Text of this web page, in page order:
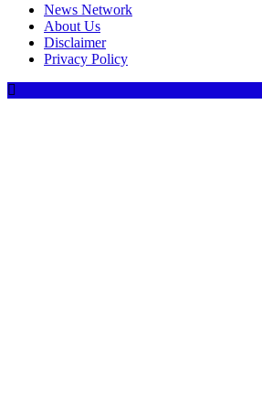
News Network
About Us
Disclaimer
Privacy Policy